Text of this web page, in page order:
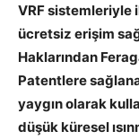
VRF sistemleriyle
ücretsiz erişim
Haklarından
Patentlere
yaygın olarak
düşük küresel